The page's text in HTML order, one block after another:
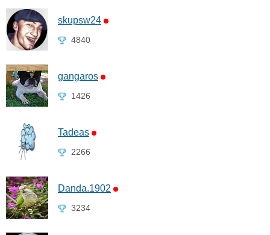
skupsw24
4840
gangaros
1426
Tadeas
2266
Danda.1902
3234